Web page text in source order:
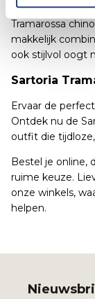
voor detail
Tramarossa
makkelijk
ook stijlvol oogt
Sartoria
Ervaar de
Ontdek nu de
outfit die
Bestel je online,
ruime keuze.
onze winkels,
helpen.